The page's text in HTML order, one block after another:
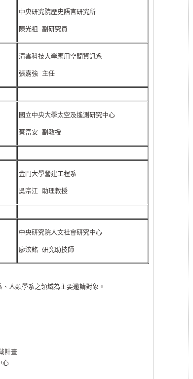
中央研究院歷史語言研究所
陳光祖 副研究員
清雲科技大學應用空間資訊系
張嘉強 主任
國立中央大學太空及遙測研究中心
蔡富安 副教授
金門大學營建工程系
吳宗江 助理教授
中央研究院人文社會研究中心
廖泫銘 研究助技師
人類學系之領域為主要邀請對象。
計畫